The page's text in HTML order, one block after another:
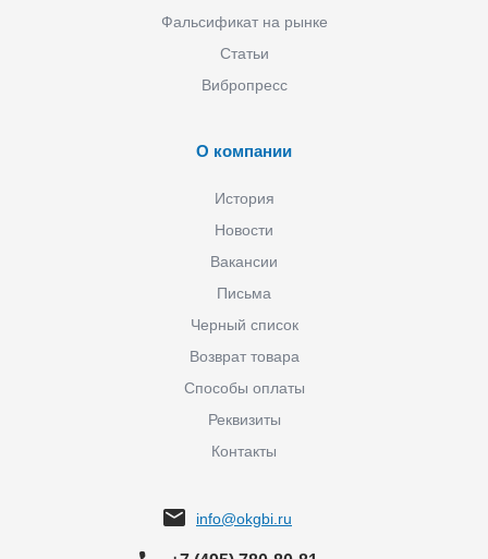
Фальсификат на рынке
Статьи
Вибропресс
О компании
История
Новости
Вакансии
Письма
Черный список
Возврат товара
Способы оплаты
Реквизиты
Контакты
info@okgbi.ru